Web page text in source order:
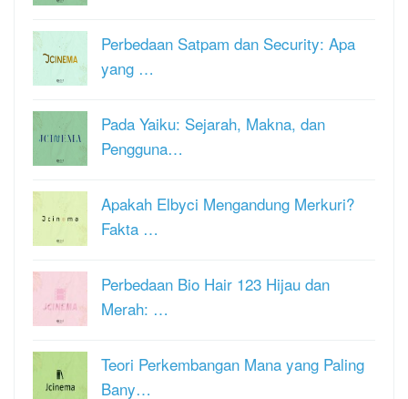
Perbedaan Satpam dan Security: Apa
yang …
Pada Yaiku: Sejarah, Makna, dan
Pengguna…
Apakah Elbyci Mengandung Merkuri?
Fakta …
Perbedaan Bio Hair 123 Hijau dan
Merah: …
Teori Perkembangan Mana yang Paling
Bany…